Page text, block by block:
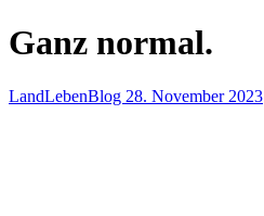
Ganz normal.
LandLebenBlog 28. November 2023